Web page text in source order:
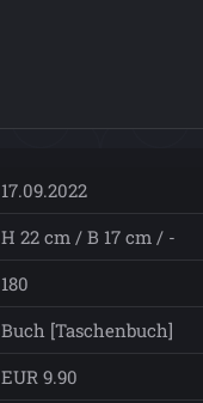
17.09.2022
H 22 cm / B 17 cm / -
180
Buch [Taschenbuch]
EUR 9.90